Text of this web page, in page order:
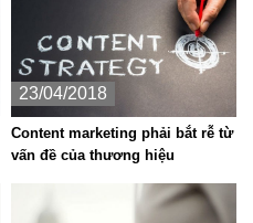
23/04/2018
Content marketing phải bắt rễ từ
vấn đề của thương hiệu